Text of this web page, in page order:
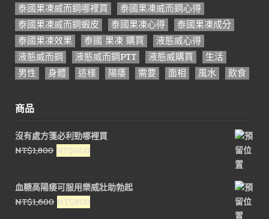
泰國果凍威而鋼哪裡買
泰國果凍威而鋼心得
泰國果凍威而鋼蝦皮
泰國果凍心得
泰國果凍成分
泰國果凍效果
泰國 果凍 購買
液態威心得
液態威而鋼
液態威而鋼PTT 液態威購買
生活
男性
身體 這樣 陽痿 需要 面相 風水 飲食
商品
沒有處方箋必利勁哪裡買
NT$1,800 原
價
格：
NT$1,800。
NT$900
價
格：
NT$900。
血糖高陽痿可服用樂威壯助勃起
NT$1,600 原
NT$800